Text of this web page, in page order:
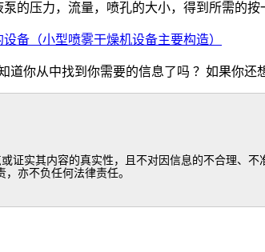
的压力，流量，喷孔的大小，得到所需的按
你从中找到你需要的信息了吗 ？如果你还
实其内容的真实性，且不对因信息的不合理、不
亦不负任何法律责任。